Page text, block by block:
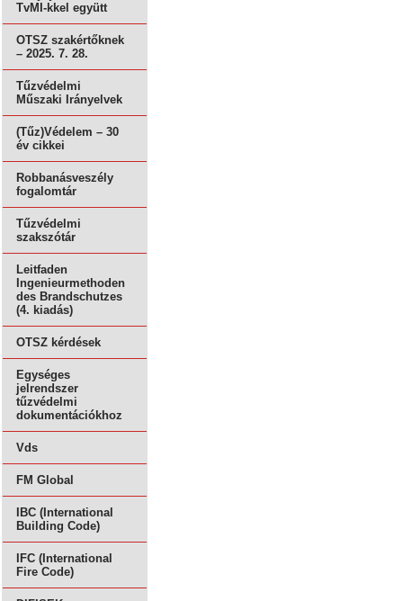
TvMI-kkel együtt
OTSZ szakértőknek
– 2025. 7. 28.
Tűzvédelmi
Műszaki Irányelvek
(Tűz)Védelem – 30
év cikkei
Robbanásveszély
fogalomtár
Tűzvédelmi
szakszótár
Leitfaden
Ingenieurmethoden
des Brandschutzes
(4. kiadás)
OTSZ kérdések
Egységes
jelrendszer
tűzvédelmi
dokumentációkhoz
Vds
FM Global
IBC (International
Building Code)
IFC (International
Fire Code)